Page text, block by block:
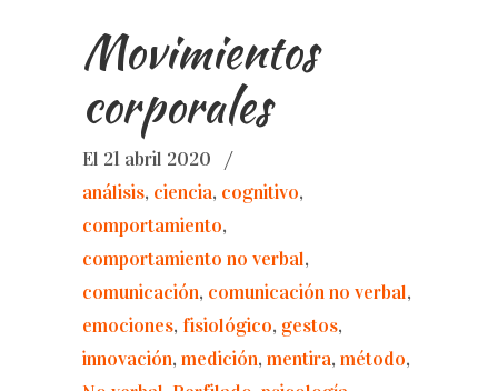
Movimientos
corporales
El 21 abril 2020
/
análisis, ciencia, cognitivo,
comportamiento,
comportamiento no verbal,
comunicación, comunicación no verbal,
emociones, fisiológico, gestos,
innovación, medición, mentira, método,